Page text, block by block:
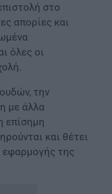
στο
απορίες και
όλες οι
την
με άλλα
επίσημη
και θέτει
εφαρμογής της